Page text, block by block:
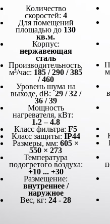
Количество
скоростей: 4
Для помещений
площадью до 130
кв.м.
Корпус:
нержавеющая
сталь
Производительность,
м³/час: 185 / 290 / 385
/ 460
Уровень шума на
выходе, dB:29 / 32 /
36 / 39
Мощность
нагревателя, кВт:
1.2 – 4.8
Класс фильтра: F5
Класс защиты: IP44
Размеры, мм: 605 ×
550 × 273
Температура
подогретого воздуха:
+10 ... +30
Размещение:
внутреннее /
наружное
Вес, кг: 24 - 28